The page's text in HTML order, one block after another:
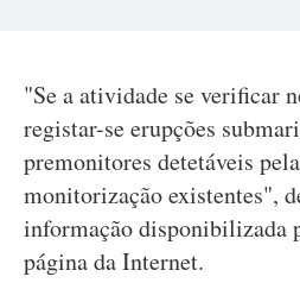
"Se a atividade se verificar
registar-se erupções
premonitores detetáveis
monitorização existentes",
informação disponibilizada
página da Internet.